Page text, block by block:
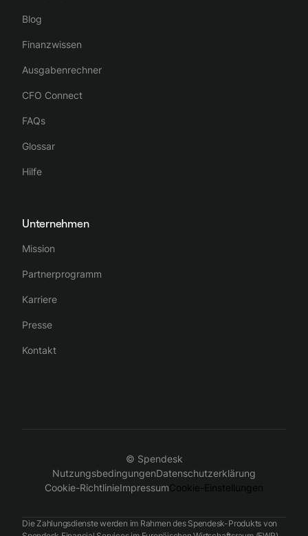
Blog
Finanzwissen
Ausgabenrechner
CFO Connect
FAQs
Glossar
Hilfe
Unternehmen
Mission
Partnerprogramm
Karriere
Presse
Kontakt
© Spendesk
NutzungsbedingungenDatenschutzerklärung
Cookie-RichtlinieImpressumCookie-Einstellungen
Die Zahlungsdienste werden im Rahmen des Spendesk-Produkts von